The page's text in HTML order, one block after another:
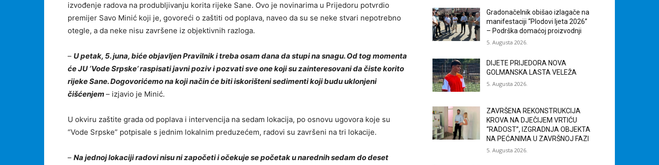
izvođenje radova na produbljivanju korita rijeke Sane. Ovo je novinarima u Prijedoru potvrdio
premijer Savo Minić koji je, govoreći o zaštiti od poplava, naveo da su se neke stvari nepotrebno
otegle, a da neke nisu završene iz objektivnih razloga.
– U petak, 5. juna, biće objavljen Pravilnik i treba osam dana da stupi na snagu. Od tog momenta
će JU ‘Vode Srpske’ raspisati javni poziv i pozvati sve one koji su zainteresovani da čiste korito
rijeke Sane. Dogovorićemo na koji način će biti iskorišteni sedimenti koji budu uklonjeni
čišćenjem – izjavio je Minić.
U okviru zaštite grada od poplava i intervencija na sedam lokacija, po osnovu ugovora koje su
“Vode Srpske” potpisale s jednim lokalnim preduzećem, radovi su završeni na tri lokacije.
– Na jednoj lokaciji radovi nisu ni započeti i očekuje se početak u narednih sedam do deset
Gradonačelnik obišao izlagače na
manifestaciji “Plodovi ljeta 2026”
– Podrška domaćoj proizvodnji
5. Augusta 2026.
DIJETE PRIJEDORA NOVA
GOLMANSKA LASTA VELEŽA
5. Augusta 2026.
ZAVRŠENA REKONSTRUKCIJA
KROVA NA DJEČIJEM VRTIĆU
“RADOST”, IZGRADNJA OBJEKTA
NA PEĆANIMA U ZAVRŠNOJ FAZI
5. Augusta 2026.